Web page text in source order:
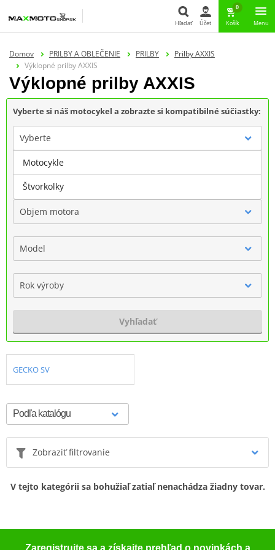
Hľadať Účet
0
Košík Menu
Domov PRILBY A OBLEČENIE PRILBY
Prilby AXXIS
Výklopné prilby AXXIS
Výklopné prilby AXXIS
Vyberte si náš motocykel a zobrazte si kompatibilné súčiastky:
Vyberte
Značka
Objem motora
Model
Rok výroby
Vyhľadať
GECKO SV
Zobraziť filtrovanie
V tejto kategórii sa bohužiaľ zatiaľ nenachádza žiadny tovar.
Zaregistrujte sa a získajte prehľad o novinkách a
Motocykle
Štvorkolky